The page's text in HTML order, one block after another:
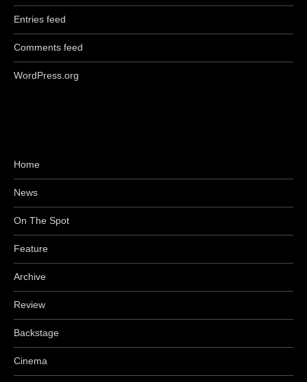
Entries feed
Comments feed
WordPress.org
Home
News
On The Spot
Feature
Archive
Review
Backstage
Cinema